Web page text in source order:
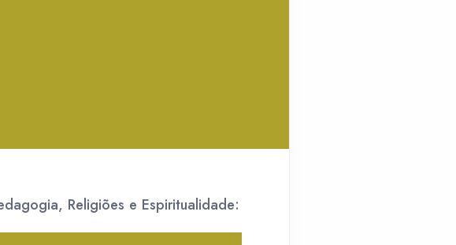
Religiões e Espiritualidade: